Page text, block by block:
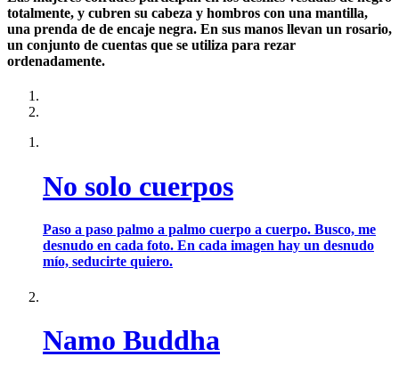
totalmente, y cubren su cabeza y hombros con una mantilla,
una prenda de de encaje negra. En sus manos llevan un rosario,
un conjunto de cuentas que se utiliza para rezar
ordenadamente.
No solo cuerpos
Paso a paso palmo a palmo cuerpo a cuerpo. Busco, me
desnudo en cada foto. En cada imagen hay un desnudo
mío, seducirte quiero.
Namo Buddha